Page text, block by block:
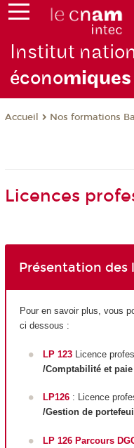
Institut
écono
Accueil Nos formations
Licences
Présentation des
Pour en savoir plus, vous
ci dessous :
LP 123Licence
/Comptabilité et paie
LP126: Licence
/Gestion de
LP 126 Parcours